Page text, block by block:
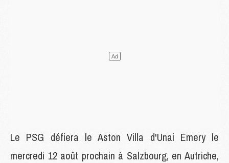
Le PSG défiera le Aston Villa d'Unai Emery le
mercredi 12 août prochain à Salzbourg, en Autriche,